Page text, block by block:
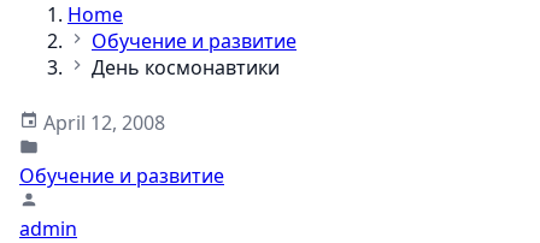
Home
Обучение и развитие
День космонавтики
April 12, 2008
Обучение и развитие
admin